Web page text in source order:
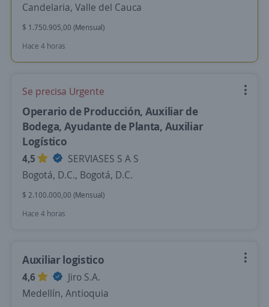
Candelaria, Valle del Cauca
$ 1.750.905,00 (Mensual)
Hace 4 horas
Se precisa Urgente
Operario de Producción, Auxiliar de
Bodega, Ayudante de Planta, Auxiliar
Logístico
4,5
SERVIASES S A S
Bogotá, D.C., Bogotá, D.C.
$ 2.100.000,00 (Mensual)
Hace 4 horas
Auxiliar logistico
4,6
Jiro S.A.
Medellín, Antioquia